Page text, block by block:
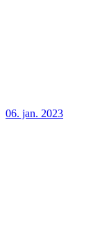
06. jan. 2023